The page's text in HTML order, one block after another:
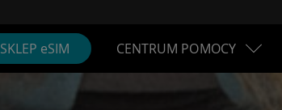
SKLEP eSIM CENTRUM POMOCY